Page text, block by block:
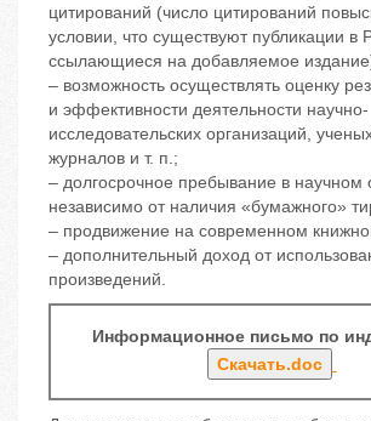
цитирований (число цитирований
условии, что существуют публикации в
ссылающиеся на добавляемое
– возможность осуществлять оценку
и эффективности деятельности научно-
исследовательских организаций,
журналов и т. п.;
– долгосрочное пребывание в научном
независимо от наличия «бумажного»
– продвижение на современном
– дополнительный доход от
произведений.
Информационное письмо по
Скачать.doc